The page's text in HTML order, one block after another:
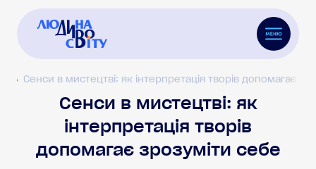
Сенси в мистецтві: як інтерпретація творів допомагає
Сенси в мистецтві: як
інтерпретація творів
допомагає зрозуміти себе